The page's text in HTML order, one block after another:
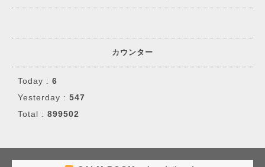
カウンター
Today : 6
Yesterday : 547
Total : 899502